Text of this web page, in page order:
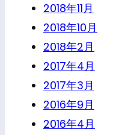
2018年11月
2018年10月
2018年2月
2017年4月
2017年3月
2016年9月
2016年4月